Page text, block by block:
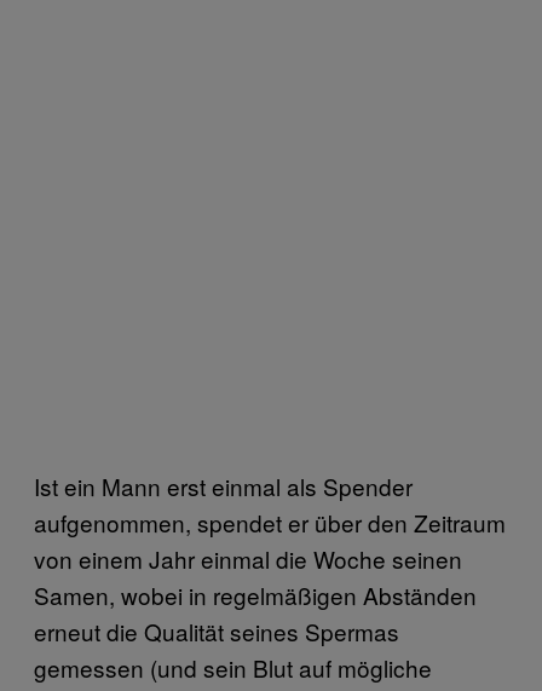
Ist ein Mann erst einmal als Spender
aufgenommen, spendet er über den Zeitraum
von einem Jahr einmal die Woche seinen
Samen, wobei in regelmäßigen Abständen
erneut die Qualität seines Spermas
gemessen (und sein Blut auf mögliche